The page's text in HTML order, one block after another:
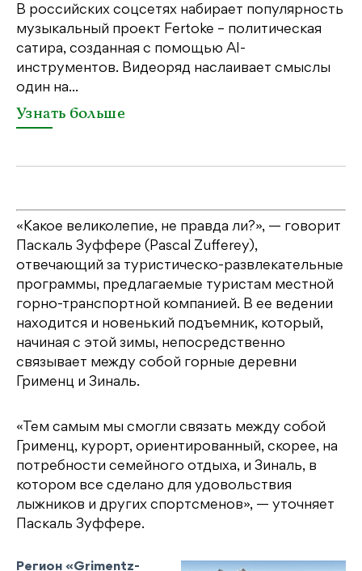
В российских соцсетях набирает популярность
музыкальный проект Fertoke – политическая
сатира, созданная с помощью AI-
инструментов. Видеоряд наслаивает смыслы
один на...
Узнать больше
«Какое великолепие, не правда ли?», — говорит
Паскаль Зуффере (Pascal Zufferey),
отвечающий за туристическо-развлекательные
программы, предлагаемые туристам местной
горно-транспортной компанией. В ее ведении
находится и новенький подъемник, который,
начиная с этой зимы, непосредственно
связывает между собой горные деревни
Грименц и Зиналь.
«Тем самым мы смогли связать между собой
Грименц, курорт, ориентированный, скорее, на
потребности семейного отдыха, и Зиналь, в
котором все сделано для удовольствия
лыжников и других спортсменов», — уточняет
Паскаль Зуффере.
Регион «Grimentz-